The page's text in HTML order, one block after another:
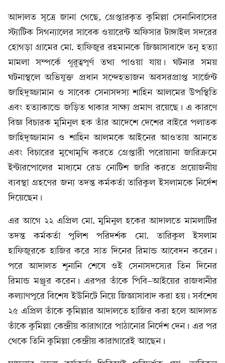
আদালত সূত্রে জানা গেছে, গ্রেপ্তারকৃত কুমিল্লা সেনানিবাসের
স্ট্যাটিক সিগন্যালের সাবেক ওয়ারেন্ট অফিসার টাঙ্গাইল সদরের
হোগড়া গ্রামের মো. হাফিজুর রহমানকে জিজ্ঞাসাবাদে তনু হত্যা
মামলা সম্পর্কে গুরুত্বপূর্ণ তথ্য পাওয়া যায়। ঘটনার সময়
ঘটনাস্থলে অভিযুক্ত প্রধান সন্দেহভাজন অবসরপ্রাপ্ত সার্জেন্ট
জাহিদুজ্জামান ও সাবেক সেনাসদস্য শাহিন আলমের উপস্থিতি
এবং হত্যাকান্ডে জড়িত থাকার সাক্ষ্য প্রমাণ রয়েছে। এ কারণে
বিজ্ঞ বিচারক মুমিনুল হক তাঁর আদেশে দেশের বাইরে পলাতক
জাহিদুজ্জামান ও শাহিন আলমকে আইনের আওতায় আনতে
এবং বিচারের মুখোমুখি করতে গ্রেপ্তারী পরোয়ানা জারিক্রমে
ইন্টারপোলের মাধ্যমে রেড নোটিশ জারি করতে প্রয়োজনীয়
ব্যবস্থা গ্রহণের জন্য তদন্ত কর্মকর্তা তারিকুল ইসলামকে নির্দেশ
দিয়েছেন।
এর আগে ২২ এপ্রিল মো. মুমিনুল হকের আদালতে মামলাটির
তদন্ত কর্মকর্তা পুলিশ পরিদর্শক মো. তারিকুল ইসলাম
হাফিজুরকে হাজির করে সাত দিনের রিমান্ড আবেদন করেন।
পরে আদালত শুনানি শেষে ওই সেনাসদস্যের তিন দিনের
রিমান্ড মঞ্জুর করেন। এরপর তাঁকে পিবি-আইয়ের রাজধানীর
কল্যাণপুরে বিশেষ ইউনিটে নিয়ে জিজ্ঞাসাবাদ করা হয়। সর্বশেষ
২৫ এপ্রিল তাঁকে কুমিল্লার আদালতে হাজির করা হলে আদালত
তাঁকে কুমিল্লা কেন্দ্রীয় কারাগারে পাঠানোর নির্দেশ দেন। এর পর
থেকে তিনি কুমিল্লা কেন্দ্রীয় কারাগারেই আছেন।